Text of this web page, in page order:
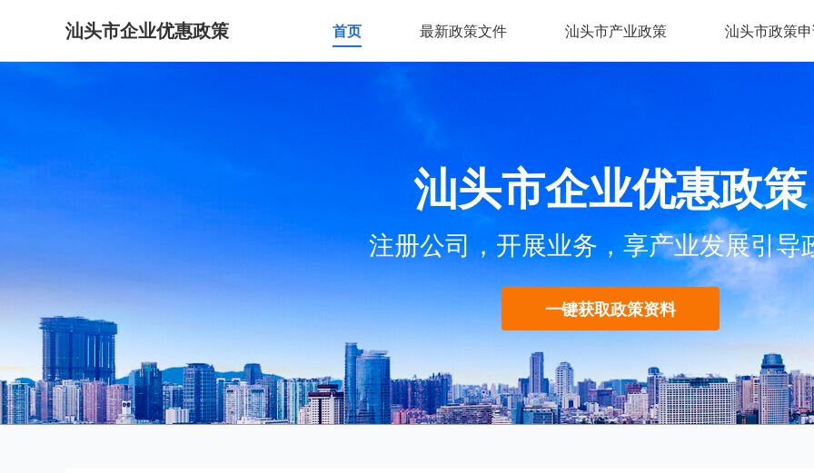
汕头市企业优惠政策 首页 最新政策文件 汕头市产业政策 汕头市政策
汕头市企业优惠政策
注册公司，开展业务，享产业发展引导
一键获取政策资料